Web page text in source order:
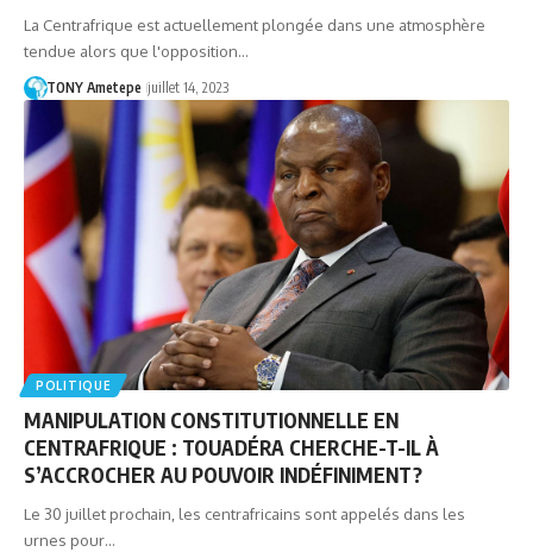
La Centrafrique est actuellement plongée dans une atmosphère
tendue alors que l'opposition…
TONY Ametepe juillet 14, 2023
POLITIQUE
MANIPULATION CONSTITUTIONNELLE EN
CENTRAFRIQUE : TOUADÉRA CHERCHE-T-IL À
S’ACCROCHER AU POUVOIR INDÉFINIMENT?
Le 30 juillet prochain, les centrafricains sont appelés dans les
urnes pour…